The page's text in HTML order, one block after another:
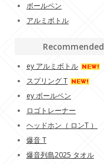
ボールペン
アルミボトル
Recommended
ey アルミボトル
スプリング T
ey ボールペン
ロゴトレーナー
ヘッドホン（ ロンT ）
爆音 T
爆音列島2025 タオル